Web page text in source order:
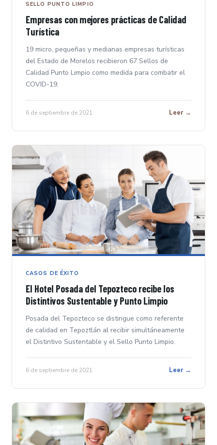
SELLO PUNTO LIMPIO
Empresas con mejores prácticas de Calidad
Turística
19 micro, pequeñas y medianas empresas turísticas
del Estado de Morelos recibieron 67 Sellos de
Calidad Punto Limpio como medida para combatir el
COVID-19.
6 de septiembre de 2021 Leer →
CASOS DE ÉXITO
El Hotel Posada del Tepozteco recibe los
Distintivos Sustentable y Punto Limpio
Posada del Tepozteco se distingue como referente
de calidad en Tepoztlán al recibir simultáneamente
el Distintivo Sustentable y el Sello Punto Limpio.
6 de septiembre de 2021 Leer →